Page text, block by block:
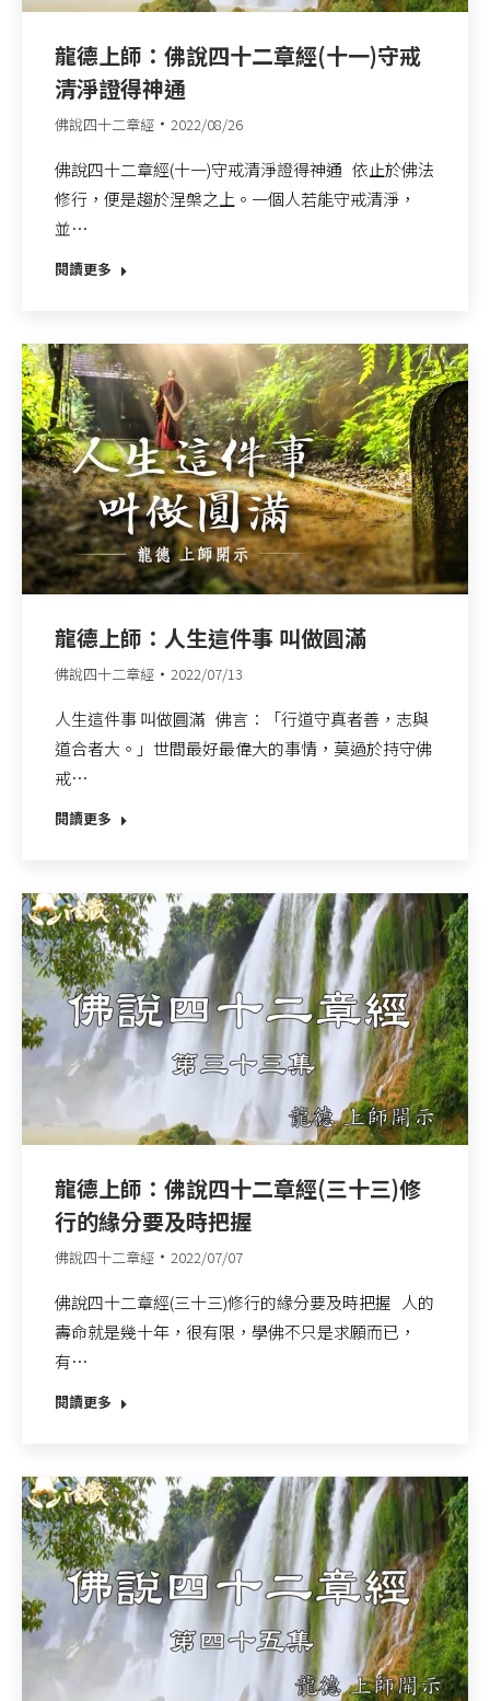
龍德上師：佛說四十二章經(十一)守戒
清淨證得神通
佛說四十二章經 2022/08/26
佛說四十二章經(十一)守戒清淨證得神通 依止於佛法
修行，便是趨於涅槃之上。一個人若能守戒清淨，
並…
閱讀更多
龍德上師：人生這件事 叫做圓滿
佛說四十二章經 2022/07/13
人生這件事 叫做圓滿 佛言：「行道守真者善，志與
道合者大。」世間最好最偉大的事情，莫過於持守佛
戒…
閱讀更多
龍德上師：佛說四十二章經(三十三)修
行的緣分要及時把握
佛說四十二章經 2022/07/07
佛說四十二章經(三十三)修行的緣分要及時把握 人的
壽命就是幾十年，很有限，學佛不只是求願而已，
有…
閱讀更多